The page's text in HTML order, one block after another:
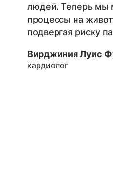
людей. Теперь мы
процессы на
подвергая риску
Вирджиния Луис
кардиолог